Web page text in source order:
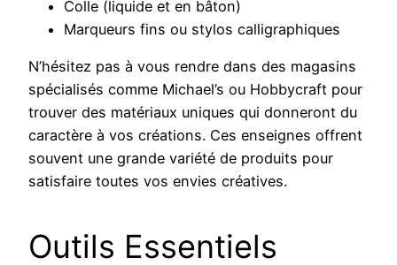
Colle (liquide et en bâton)
Marqueurs fins ou stylos calligraphiques
N’hésitez pas à vous rendre dans des magasins
spécialisés comme Michael’s ou Hobbycraft pour
trouver des matériaux uniques qui donneront du
caractère à vos créations. Ces enseignes offrent
souvent une grande variété de produits pour
satisfaire toutes vos envies créatives.
Outils Essentiels